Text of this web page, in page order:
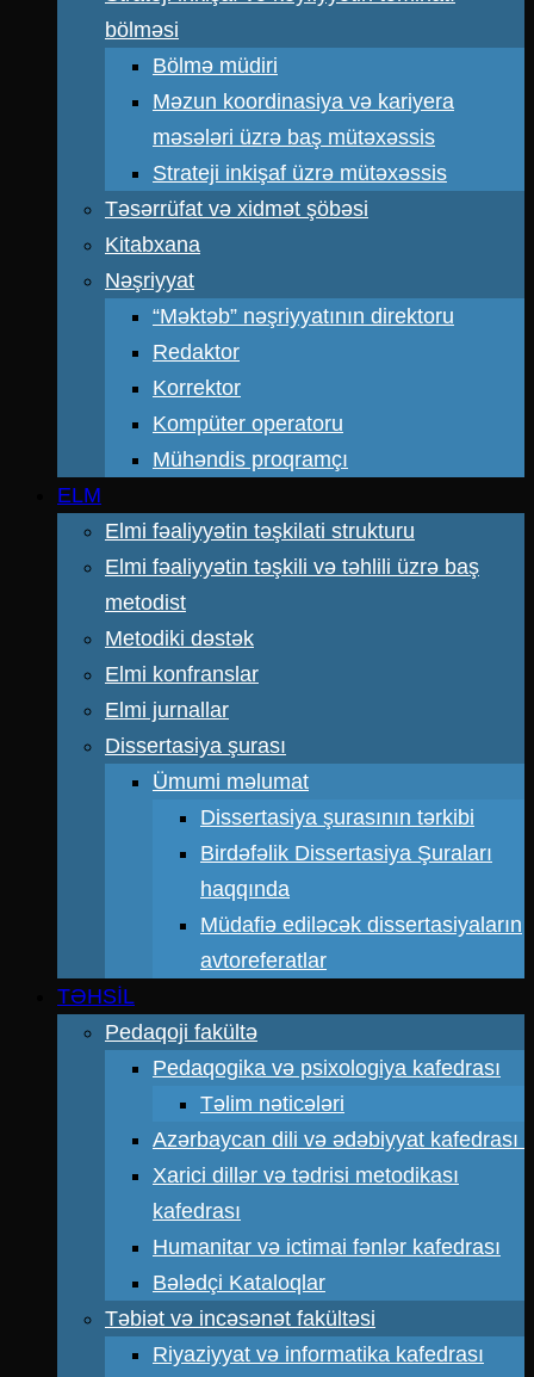
bölməsi
Bölmə müdiri
Məzun koordinasiya və kariyera
məsələri üzrə baş mütəxəssis
Strateji inkişaf üzrə mütəxəssis
Təsərrüfat və xidmət şöbəsi
Kitabxana
Nəşriyyat
“Məktəb” nəşriyyatının direktoru
Redaktor
Korrektor
Kompüter operatoru
Mühəndis proqramçı
ELM
Elmi fəaliyyətin təşkilati strukturu
Elmi fəaliyyətin təşkili və təhlili üzrə baş
metodist
Metodiki dəstək
Elmi konfranslar
Elmi jurnallar
Dissertasiya şurası
Ümumi məlumat
Dissertasiya şurasının tərkibi
Birdəfəlik Dissertasiya Şuraları
haqqında
Müdafiə ediləcək dissertasiyaların
avtoreferatlar
TƏHSİL
Pedaqoji fakültə
Pedaqogika və psixologiya kafedrası
Təlim nəticələri
Azərbaycan dili və ədəbiyyat kafedrası
Xarici dillər və tədrisi metodikası
kafedrası
Humanitar və ictimai fənlər kafedrası
Bələdçi Kataloqlar
Təbiət və incəsənət fakültəsi
Riyaziyyat və informatika kafedrası